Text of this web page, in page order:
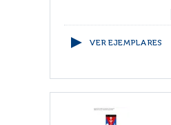
VER EJEMPLARES